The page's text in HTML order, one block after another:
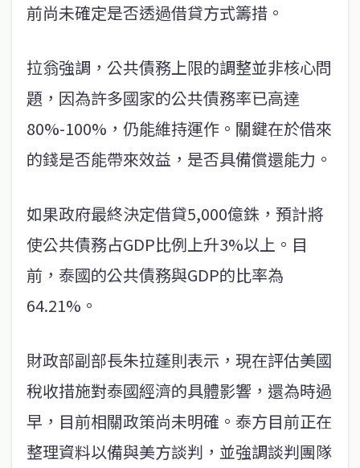
前尚未確定是否透過借貸方式籌措。
拉翁強調，公共債務上限的調整並非核心問
題，因為許多國家的公共債務率已高達
80%-100%，仍能維持運作。關鍵在於借來
的錢是否能帶來效益，是否具備償還能力。
如果政府最終決定借貸5,000億銖，預計將
使公共債務占GDP比例上升3%以上。目
前，泰國的公共債務與GDP的比率為
64.21%。
財政部副部長朱拉蓬則表示，現在評估美國
稅收措施對泰國經濟的具體影響，還為時過
早，目前相關政策尚未明確。泰方目前正在
整理資料以備與美方談判，並強調談判團隊